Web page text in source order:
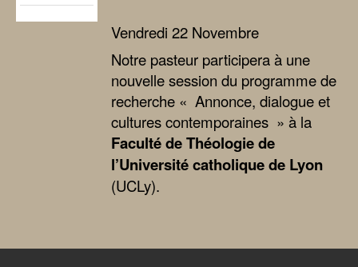
Vendredi 22 Novembre
Notre pasteur participera à une
nouvelle session du programme de
recherche « Annonce, dialogue et
cultures contemporaines » à la
Faculté de Théologie de
l’Université catholique de Lyon
(UCLy).